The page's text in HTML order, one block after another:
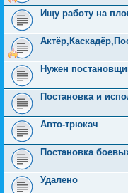
Ищу работу на
Нужен
Постановка и
Авто-трюкач
Постановка
Удалено